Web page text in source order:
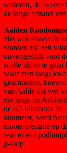
senioren, de
de lange afstand
Aalden
Het was alweer de
worden als een
onvergeeflijk voor
snelle tijden te
waar men langs
geschonken,
van Aalde dat wel
die langs de
de 6,5 kilometer. In
kilometer, werd
mooie prestatie op
was er een
g-loop.